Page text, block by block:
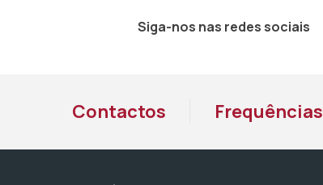
Siga-nos nas redes sociais
Contactos Frequências